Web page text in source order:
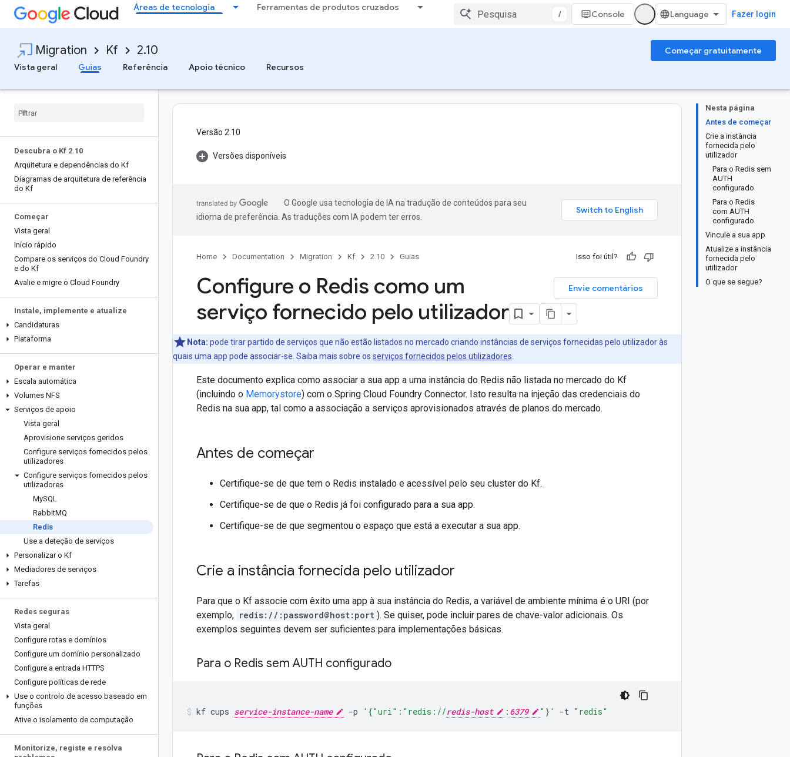
Áreas de tecnologia Ferramentas de produtos cruzados
/ Console Fazer login
Migration Kf 2.10
Começar gratuitamente
Vista geral
Guias Referência Apoio técnico Recursos
Descubra o Kf 2.10
Arquitetura e dependências do Kf
Diagramas de arquitetura de referência
do Kf
Começar
Vista geral
Início rápido
Compare os serviços do Cloud Foundry
e do Kf
Avalie e migre o Cloud Foundry
Instale, implemente e atualize
Candidaturas
Plataforma
Operar e manter
Escala automática
Volumes NFS
Serviços de apoio
Vista geral
Aprovisione serviços geridos
Configure serviços fornecidos pelos
utilizadores
Configure serviços fornecidos pelos
utilizadores
MySQL
RabbitMQ
Redis
Use a deteção de serviços
Personalizar o Kf
Mediadores de serviços
Tarefas
Redes seguras
Vista geral
Configure rotas e domínios
Configure um domínio personalizado
Configure a entrada HTTPS
Configure políticas de rede
Use o controlo de acesso baseado em
funções
Ative o isolamento de computação
Monitorize, registe e resolva
Nesta página
Antes de começar
Crie a instância
fornecida pelo
utilizador
Para o Redis sem
AUTH
configurado
Para o Redis
com AUTH
configurado
Vincule a sua app
Atualize a instância
fornecida pelo
utilizador
O que se segue?
Versão 2.10
Versões disponíveis
O Google usa tecnologia de IA na tradução de conteúdos para seu
idioma de preferência. As traduções com IA podem ter erros.
Home Documentation Migration Kf 2.10 Guias Isso foi útil?
Envie comentários
Configure o Redis como um
serviço fornecido pelo utilizador
Nota: pode tirar partido de serviços que não estão listados no mercado criando instâncias de serviços fornecidas pelo utilizador às
quais uma app pode associar-se. Saiba mais sobre os serviços fornecidos pelos utilizadores
Este documento explica como associar a sua app a uma instância do Redis não listada no mercado do Kf
(incluindo o Memorystore) com o Spring Cloud Foundry Connector. Isto resulta na injeção das credenciais do
Redis na sua app, tal como a associação a serviços aprovisionados através de planos do mercado.
Antes de começar
Certifique-se de que tem o Redis instalado e acessível pelo seu cluster do Kf.
Certifique-se de que o Redis já foi configurado para a sua app.
Certifique-se de que segmentou o espaço que está a executar a sua app.
Crie a instância fornecida pelo utilizador
Para que o Kf associe com êxito uma app à sua instância do Redis, a variável de ambiente mínima é o URI (por
exemplo, redis://:password@host:port ). Se quiser, pode incluir pares de chave-valor adicionais. Os
exemplos seguintes devem ser suficientes para implementações básicas.
Para o Redis sem AUTH configurado
kf cups service-instance-name -p '{"uri":"redis://redis-host : 6379 "}' -t "redis"